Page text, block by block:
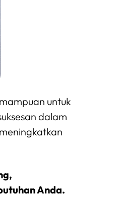
untuk
dalam
Anda.